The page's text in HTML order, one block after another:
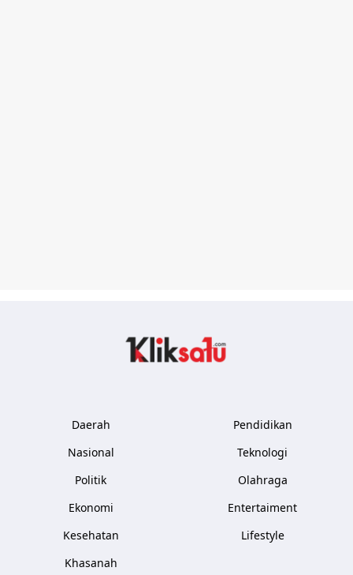
Daerah
Nasional
Politik
Ekonomi
Kesehatan
Khasanah
Pendidikan
Teknologi
Olahraga
Entertaiment
Lifestyle